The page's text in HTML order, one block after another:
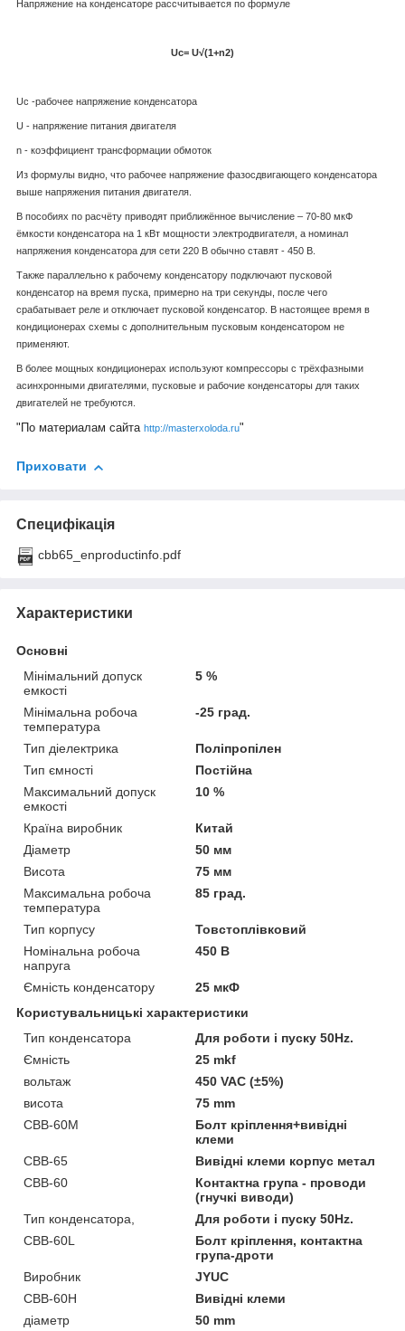
Напряжение на конденсаторе рассчитывается по формуле
Uc= U√(1+n2)
Uc -рабочее напряжение конденсатора
U - напряжение питания двигателя
n - коэффициент трансформации обмоток
Из формулы видно, что рабочее напряжение фазосдвигающего конденсатора
выше напряжения питания двигателя.
В пособиях по расчёту приводят приближённое вычисление – 70-80 мкФ
ёмкости конденсатора на 1 кВт мощности электродвигателя, а номинал
напряжения конденсатора для сети 220 В обычно ставят - 450 В.
Также параллельно к рабочему конденсатору подключают пусковой
конденсатор на время пуска, примерно на три секунды, после чего
срабатывает реле и отключает пусковой конденсатор. В настоящее время в
кондиционерах схемы с дополнительным пусковым конденсатором не
применяют.
В более мощных кондиционерах используют компрессоры с трёхфазными
асинхронными двигателями, пусковые и рабочие конденсаторы для таких
двигателей не требуются.
"По материалам сайта http://masterxoloda.ru"
Приховати
Специфікація
cbb65_enproductinfo.pdf
Характеристики
Основні
Мінімальний допуск
емкості
5 %
Мінімальна робоча
температура
-25 град.
Тип діелектрика
Поліпропілен
Тип ємності
Постійна
Максимальний допуск
емкості
10 %
Країна виробник
Китай
Діаметр
50 мм
Висота
75 мм
Максимальна робоча
температура
85 град.
Тип корпусу
Товстоплівковий
Номінальна робоча
напруга
450 В
Ємність конденсатору
25 мкФ
Користувальницькі характеристики
Тип конденсатора
Для роботи і пуску 50Hz.
Ємність
25 mkf
вольтаж
450 VAC (±5%)
висота
75 mm
CBB-60М
Болт кріплення+вивідні
клеми
CBB-65
Вивідні клеми корпус метал
CBB-60
Контактна група - проводи
(гнучкі виводи)
Тип конденсатора,
Для роботи і пуску 50Hz.
CBB-60L
Болт кріплення, контактна
група-дроти
Виробник
JYUC
CBB-60H
Вивідні клеми
діаметр
50 mm